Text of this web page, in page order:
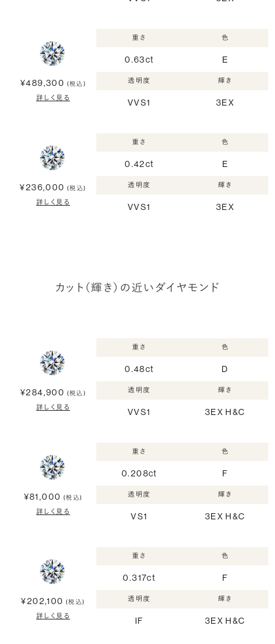
¥489,300 (税込)
詳しく見る
重さ
0.63ct
色
E
透明度
VVS1
輝き
3EX
¥236,000 (税込)
詳しく見る
重さ
0.42ct
色
E
透明度
VVS1
輝き
3EX
カット（輝き）の近いダイヤモンド
¥284,900 (税込)
詳しく見る
重さ
0.48ct
色
D
透明度
VVS1
輝き
3EX H&C
¥81,000 (税込)
詳しく見る
重さ
0.208ct
色
F
透明度
VS1
輝き
3EX H&C
¥202,100 (税込)
詳しく見る
重さ
0.317ct
色
F
透明度
IF
輝き
3EX H&C